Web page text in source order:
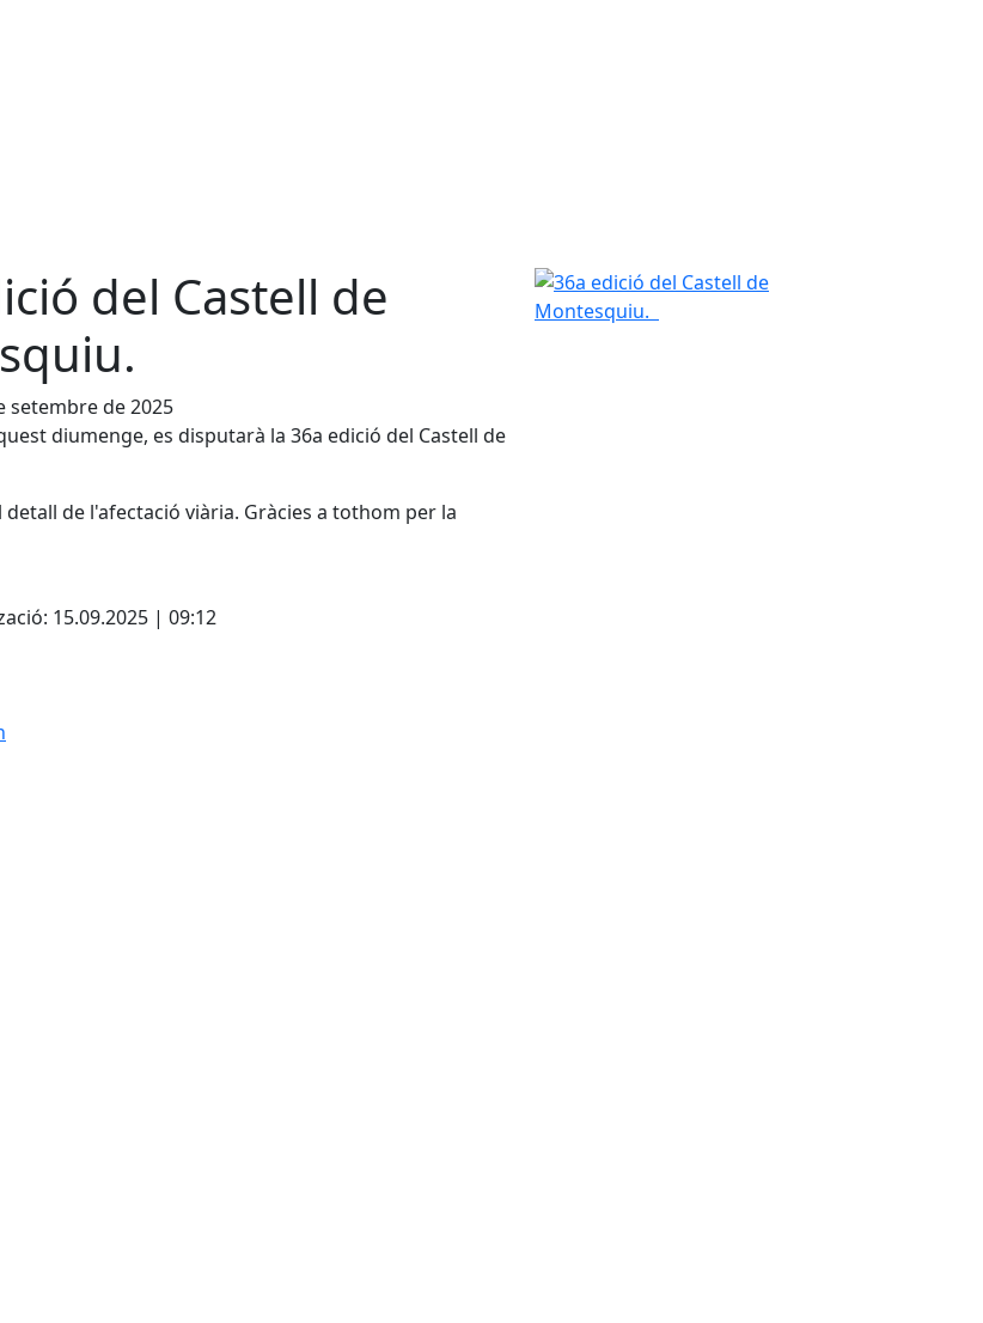
del Castell de
setembre de 2025
diumenge, es disputarà la 36a edició del Castell de
de l'afectació viària. Gràcies a tothom per la
15.09.2025 | 09:12
36a edició del Castell de Montesquiu.